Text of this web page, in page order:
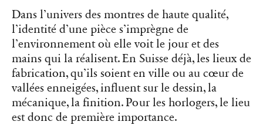
Dans l’univers des montres de haute qualité,
l’identité d’une pièce s’imprègne de
l’environnement où elle voit le jour et des
mains qui la réalisent. En Suisse déjà, les lieux de
fabrication, qu’ils soient en ville ou au cœur de
vallées enneigées, influent sur le dessin, la
mécanique, la finition. Pour les horlogers, le lieu
est donc de première importance.